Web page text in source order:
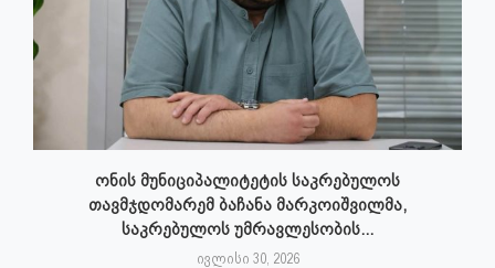
ონის მუნიციპალიტეტის საკრებულოს
თავმჯდომარემ ბაჩანა მარკოიშვილმა,
საკრებულოს უმრავლესობის...
ივლისი 30, 2026